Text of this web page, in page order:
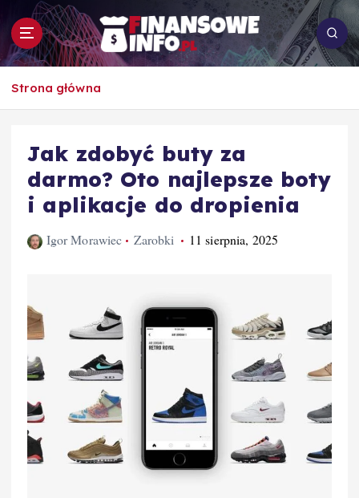
p
To i owo o rachunkowości, pracy, biznesie i
Strona główna
Jak zdobyć buty za
darmo? Oto najlepsze boty
i aplikacje do dropienia
Igor Morawiec Zarobki 11 sierpnia, 2025